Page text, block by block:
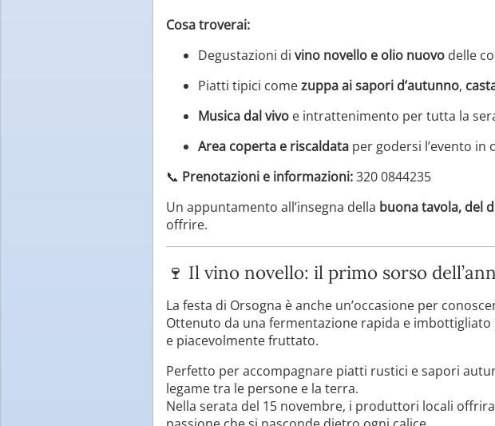
Cosa troverai:
Degustazioni di vino novello e olio nuovo delle
Piatti tipici comezuppa ai sapori d’autunno,
Musica dal vivo e intrattenimento per tutta la
Area coperta e riscaldata per godersi l’evento in
📞 Prenotazioni e informazioni:320 0844235
Un appuntamento all’insegna della buona tavola, del
offrire.
🍷 Il vino novello: il primo sorso
La festa di Orsogna è anche un’occasione per
Ottenuto da una fermentazione rapida e
e piacevolmente fruttato.
Perfetto per accompagnare piatti rustici e sapori
legame tra le persone e la terra.
Nella serata del 15 novembre, i produttori locali